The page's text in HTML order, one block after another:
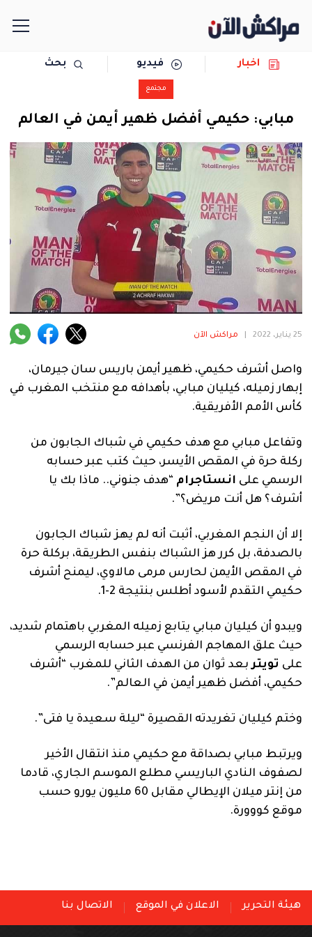
سياسة
حوادث
دولية
فنية
آراء
اخبار فيديو بحث
مجتمع
مبابي: حكيمي أفضل ظهير أيمن في العالم
25 يناير، 2022 مراكش الآن
واصل أشرف حكيمي، ظهير أيمن باريس سان جيرمان،
إبهار زميله، كيليان مبابي، بأهدافه مع منتخب المغرب في
كأس الأمم الأفريقية.
وتفاعل مبابي مع هدف حكيمي في شباك الجابون من
ركلة حرة في المقص الأيسر، حيث كتب عبر حسابه
الرسمي على انستاجرام “هدف جنوني.. ماذا بك يا
أشرف؟ هل أنت مريض؟”.
إلا أن النجم المغربي، أثبت أنه لم يهز شباك الجابون
بالصدفة، بل كرر هز الشباك بنفس الطريقة، بركلة حرة
في المقص الأيمن لحارس مرمى مالاوي، ليمنح أشرف
حكيمي التقدم لأسود أطلس بنتيجة 2-1.
ويبدو أن كيليان مبابي يتابع زميله المغربي باهتمام شديد،
حيث علق المهاجم الفرنسي عبر حسابه الرسمي
على تويتر بعد ثوان من الهدف الثاني للمغرب “أشرف
حكيمي، أفضل ظهير أيمن في العالم”.
وختم كيليان تغريدته القصيرة “ليلة سعيدة يا فتى”.
ويرتبط مبابي بصداقة مع حكيمي منذ انتقال الأخير
لصفوف النادي الباريسي مطلع الموسم الجاري، قادما
من إنتر ميلان الإيطالي مقابل 60 مليون يورو حسب
موقع كووورة.
هيئة التحرير الاعلان في الموقع الاتصال بنا